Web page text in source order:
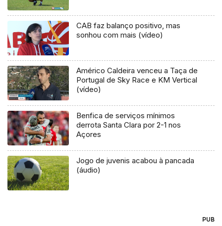
CAB faz balanço positivo, mas
sonhou com mais (vídeo)
Américo Caldeira venceu a Taça de
Portugal de Sky Race e KM Vertical
(vídeo)
Benfica de serviços mínimos
derrota Santa Clara por 2-1 nos
Açores
Jogo de juvenis acabou à pancada
(áudio)
PUB